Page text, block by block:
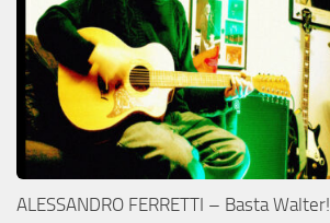
ALESSANDRO FERRETTI – Basta Walter!